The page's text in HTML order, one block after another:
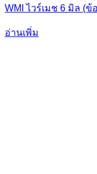
WMI ไวร์เมช 6 มิล (ข้
อ่านเพิ่ม